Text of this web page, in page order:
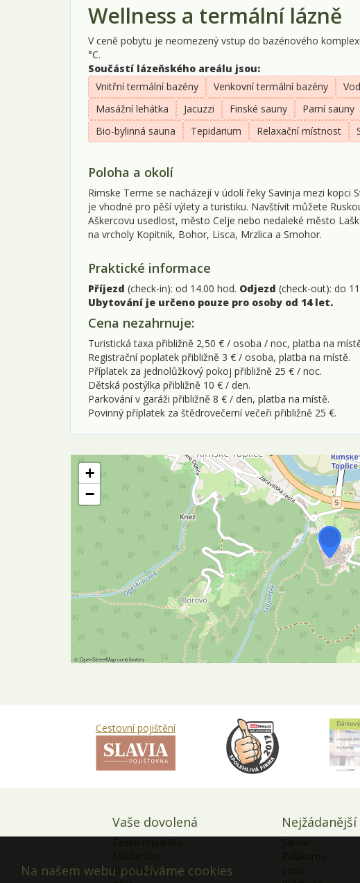
Wellness a termální lázně
V ceně pobytu je neomezený vstup do bazénového
°C.
Součástí lázeňského areálu jsou:
Vnitřní termální bazény
Venkovní termální bazény
Masážní lehátka
Jacuzzi Finské sauny Parní sauny
Bio-bylinná sauna
Tepidarium Relaxační místnost
Poloha a okolí
Rimske Terme se nacházejí v údolí řeky Savinja mezi kopci
je vhodné pro pěší výlety a turistiku. Navštívit můžete
Aškercovu usedlost, město Celje nebo nedaleké město
na vrcholy Kopitnik, Bohor, Lisca, Mrzlica a Smohor.
Praktické informace
Příjezd (check-in): od 14.00 hod. Odjezd (check-out): do
Ubytování je určeno pouze pro osoby od 14 let.
Cena nezahrnuje:
Turistická taxa přibližně 2,50 € / osoba / noc, platba na
Registrační poplatek přibližně 3 € / osoba, platba na místě.
Příplatek za jednolůžkový pokoj přibližně 25 € / noc.
Dětská postýlka přibližně 10 € / den.
Parkování v garáži přibližně 8 € / den, platba na místě.
Povinný příplatek za štědrovečerní večeři přibližně 25 €.
+
−
©OpenStreetMapcontributors
Cestovní pojištění
Vaše dovolená
Slovensko
Na našem webu používáme cookies